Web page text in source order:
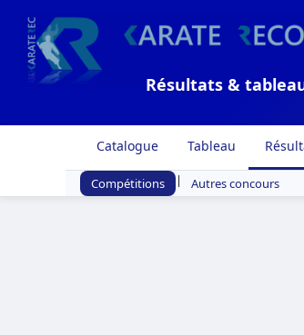
Résultats &
Catalogue Tableau
Compétitions | Autres concours